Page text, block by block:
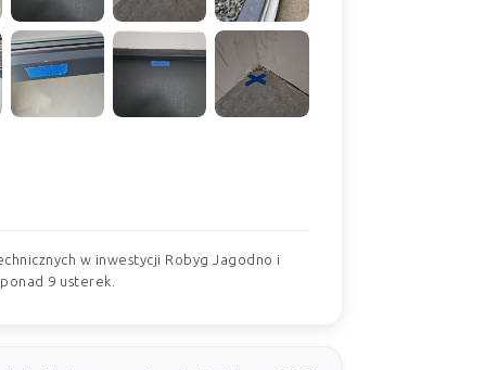
w inwestycji Robyg Jagodno i
9 usterek.